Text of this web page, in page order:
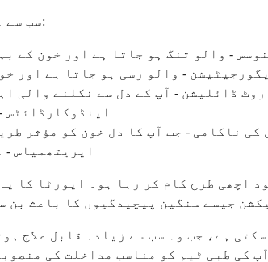
سب سے عام پیچیدگیوں میں شامل ہیں:
- والو تنگ ہو جاتا ہے اور خون کے
- والو رسی ہو جاتا ہے اور
روٹ ڈائلیشن - آپ کے دل سے نکلنے والی
اینڈوکارڈائٹس
کی ناکامی - جب آپ کا دل خون کو مؤثر
ایریتھمیاس -
اچھی طرح کام کر رہا ہو۔ ایورٹا کا
جیسے سنگین پیچیدگیوں کا باعث بن
ہے، جب وہ سب سے زیادہ قابل علاج
کی طبی ٹیم کو مناسب مداخلت کی